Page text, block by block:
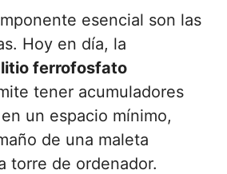
esencial son las
Hoy en día, la
litio ferrofosfato
tener acumuladores
un espacio mínimo,
de una maleta
torre de ordenador.